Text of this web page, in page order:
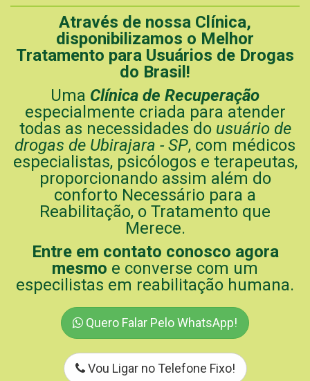
Através de nossa Clínica,
disponibilizamos o Melhor
Tratamento para Usuários de Drogas
do Brasil!
Uma Clínica de Recuperação
especialmente criada para atender
todas as necessidades do usuário de
drogas de Ubirajara - SP, com médicos
especialistas, psicólogos e terapeutas,
proporcionando assim além do
conforto Necessário para a
Reabilitação, o Tratamento que
Merece.
Entre em contato conosco agora
mesmo e converse com um
especilistas em reabilitação humana.
Quero Falar Pelo WhatsApp!
Vou Ligar no Telefone Fixo!